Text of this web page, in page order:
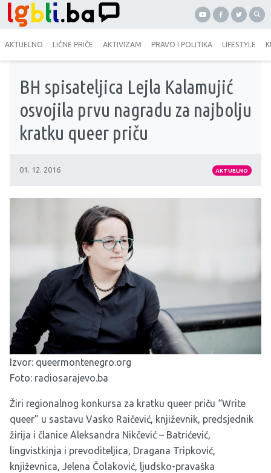
AKTUELNO LIČNE PRIČE AKTIVIZAM PRAVO I POLITIKA LIFESTYLE
BH spisateljica Lejla Kalamujić
osvojila prvu nagradu za najbolju
kratku queer priču
01. 12. 2016 AKTUELNO
Izvor: queermontenegro.org
Foto: radiosarajevo.ba
Žiri regionalnog konkursa za kratku queer priču “Write
queer” u sastavu Vasko Raičević, književnik, predsjednik
žirija i članice Aleksandra Nikčević – Batrićević,
lingvistkinja i prevoditeljica, Dragana Tripković,
književnica, Jelena Čolaković, ljudsko-pravaška